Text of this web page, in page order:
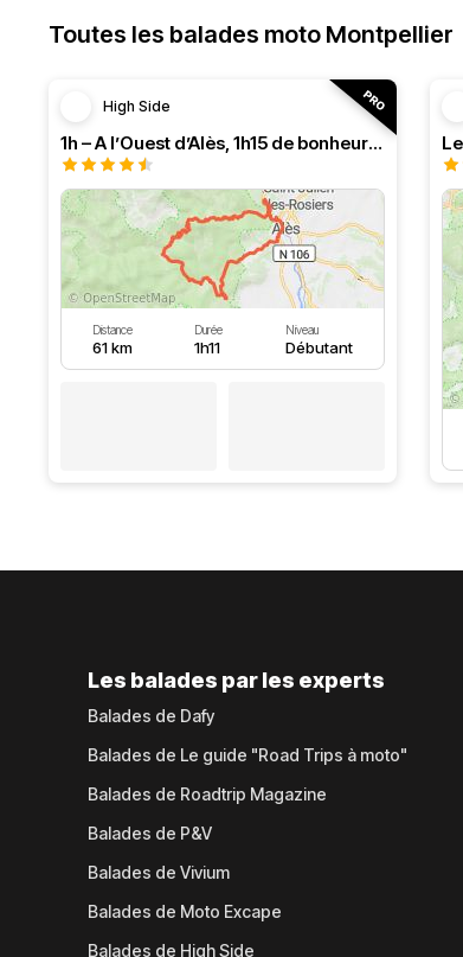
Toutes les balades moto Montpellier
High Side
1h – A l’Ouest d’Alès, 1h15 de bonheur (HSRF23)
Distance
61 km
Durée
1h11
Niveau
Débutant
Les balades par les experts
Balades de Dafy
Balades de Le guide "Road Trips à moto"
Balades de Roadtrip Magazine
Balades de P&V
Balades de Vivium
Balades de Moto Excape
Balades de High Side